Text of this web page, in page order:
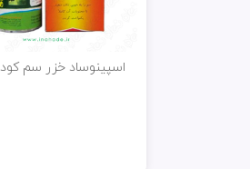
اسپینوساد خزر سم کود 100cc